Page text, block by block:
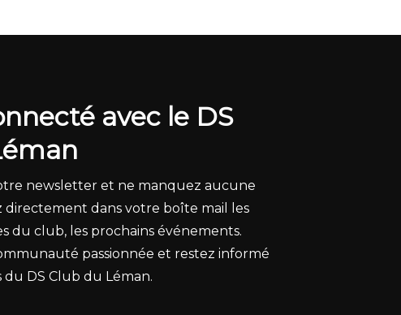
avec le DS
newsletter et ne manquez aucune
directement dans votre boîte mail les
du club, les prochains événements.
passionnée et restez informé
DS Club du Léman.